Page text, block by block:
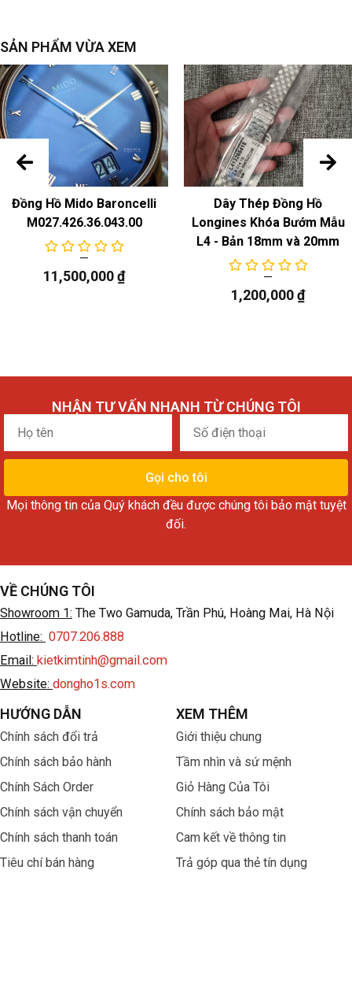
SẢN PHẨM VỪA XEM
Đồng Hồ Mido Baroncelli
M027.426.36.043.00
11,500,000₫
Dây Thép Đồng Hồ
Longines Khóa Bướm Mẫu
L4 - Bản 18mm và 20mm
1,200,000₫
NHẬN TƯ VẤN NHANH TỪ CHÚNG TÔI
Họ
tên
điện
thoại
Gọi cho tôi
Mọi thông tin của Quý khách đều được chúng tôi bảo mật tuyệt
đối.
VỀ CHÚNG TÔI
Showroom 1: The Two Gamuda, Trần Phú, Hoàng Mai, Hà Nội
Hotline: 0707.206.888
Email: kietkimtinh@gmail.com
Website: dongho1s.com
HƯỚNG DẪN
Chính sách đổi trả
Chính sách bảo hành
Chính Sách Order
Chính sách vận chuyển
Chính sách thanh toán
Tiêu chí bán hàng
XEM THÊM
Giới thiệu chung
Tầm nhìn và sứ mệnh
Giỏ Hàng Của Tôi
Chính sách bảo mật
Cam kết về thông tin
Trả góp qua thẻ tín dụng